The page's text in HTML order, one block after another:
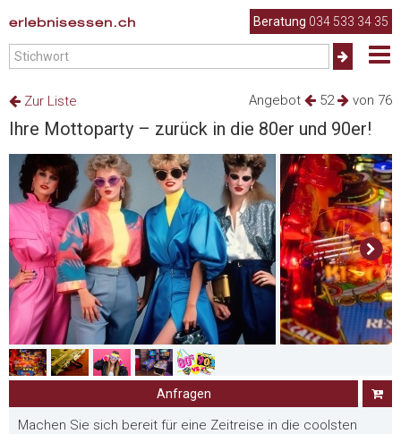
erlebnisessen.ch Beratung 034 533 34 35
Angebot 52 von 76
Zur Liste
Ihre Mottoparty – zurück in die 80er und 90er!
Anfragen
Machen Sie sich bereit für eine Zeitreise in die coolsten